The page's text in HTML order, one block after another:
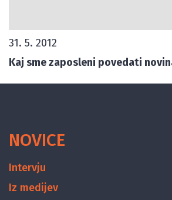
31. 5. 2012
Kaj sme zaposleni povedati
NOVICE
Intervju
Iz medijev